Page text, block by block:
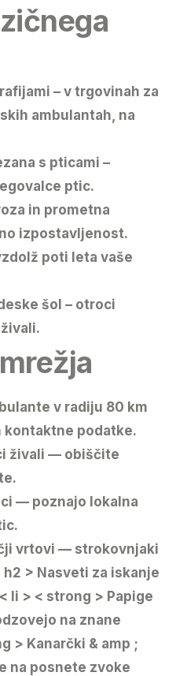
– v trgovinah za
ambulantah, na
s pticami –
ptic.
in prometna
izpostavljenost.
poti leta vaše
šol – otroci
v radiju 80 km
podatke.
živali — obiščite
— poznajo lokalna
vrtovi — strokovnjaki
h2 > Nasveti za iskanje
li > < strong > Papige
na znane
> Kanarčki & amp ;
na posnete zvoke